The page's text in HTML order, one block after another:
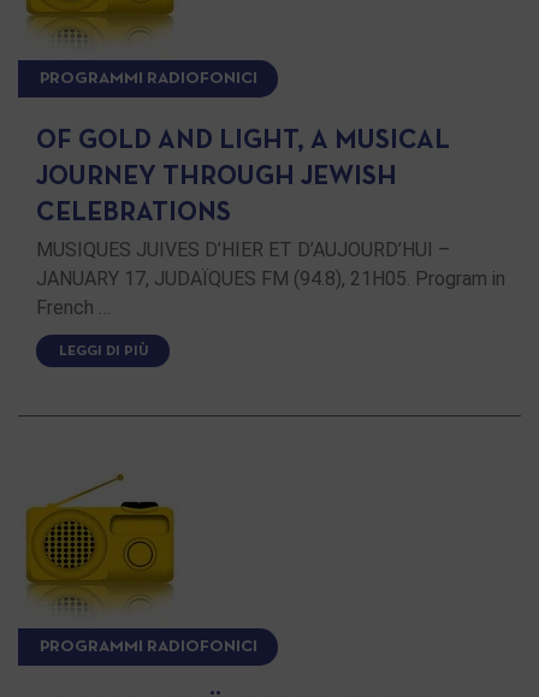
PROGRAMMI RADIOFONICI
OF GOLD AND LIGHT, A MUSICAL
JOURNEY THROUGH JEWISH
CELEBRATIONS
MUSIQUES JUIVES D’HIER ET D’AUJOURD’HUI –
JANUARY 17, JUDAÏQUES FM (94.8), 21H05. Program in
French …
LEGGI DI PIÙ
PROGRAMMI RADIOFONICI